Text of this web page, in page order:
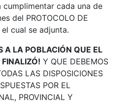
cumplimentar cada una de
del PROTOCOLO DE
el cual se adjunta.
A LA POBLACIÓN QUE EL
Y QUE DEBEMOS
LAS DISPOSICIONES
POR EL
PROVINCIAL Y